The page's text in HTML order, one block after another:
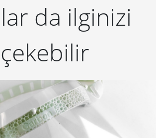
da ilginizi
çekebilir